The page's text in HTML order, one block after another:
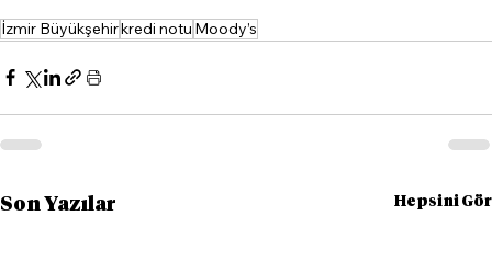
İzmir Büyükşehirkredi notu Moody’s
Son Yazılar Hepsini Gör